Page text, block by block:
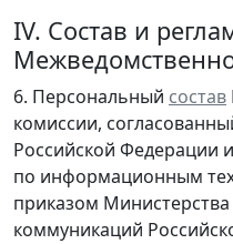
IV. Состав и
6. Персональный состав
комиссии,
Российской Федерации
по информационным
приказом
коммуникаций